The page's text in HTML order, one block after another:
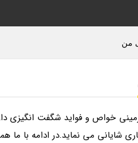
من
خواص و فواید شگفت انگیزی
شایانی می نماید.در ادامه با ما